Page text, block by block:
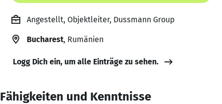
Angestellt, Objektleiter, Dussmann Group
Bucharest, Rumänien
Logg Dich ein, um alle Einträge zu sehen.
Fähigkeiten und Kenntnisse